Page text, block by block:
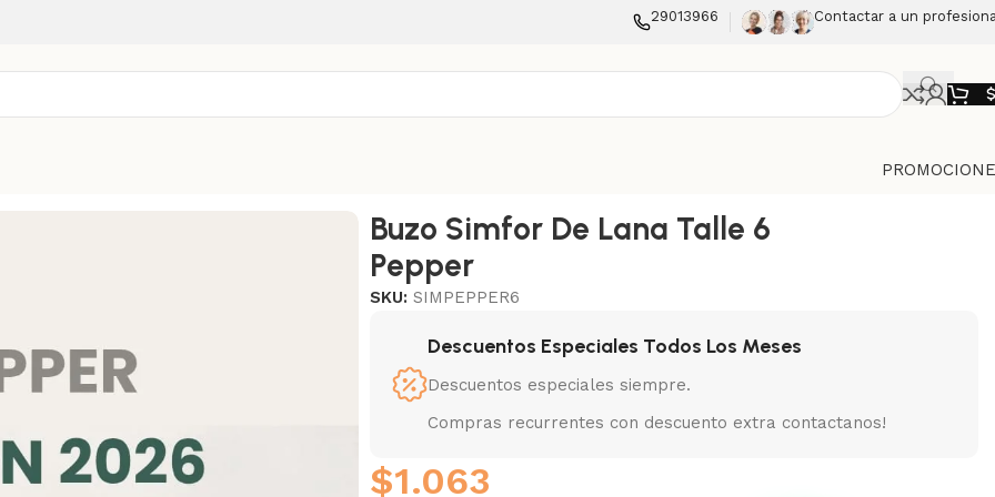
29013966 Contactar a un
$
Buzo Simfor De Lana Talle 6
Pepper
SKU:SIMPEPPER6
Descuentos Especiales Todos Los Meses
Descuentos especiales siempre.
Compras recurrentes con descuento extra contactanos!
$1.063